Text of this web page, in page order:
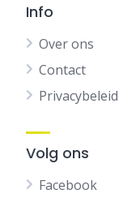
Info
Over ons
Contact
Privacybeleid
Volg ons
Facebook